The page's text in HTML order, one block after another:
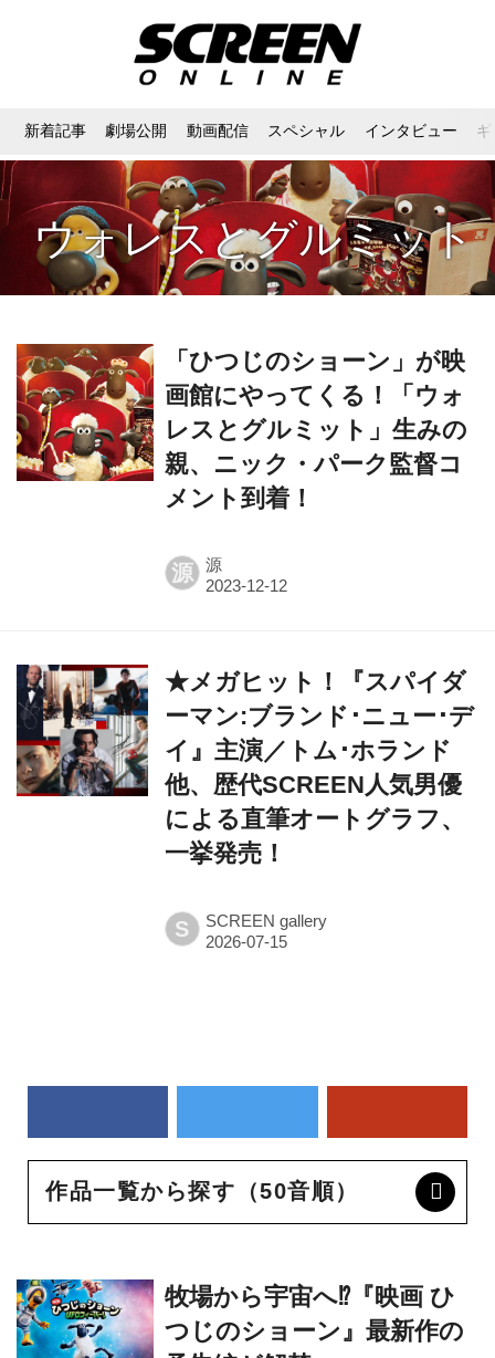
新着記事 劇場公開 動画配信 スペシャル インタビュー
ウォレスとグルミット
「ひつじのショーン」が映
画館にやってくる！「ウォ
レスとグルミット」生みの
親、ニック・パーク監督コ
メント到着！
源 源
★メガヒット！『スパイダ
ーマン:ブランド･ニュー･デ
イ』主演／トム･ホランド
他、歴代SCREEN人気男優
による直筆オートグラフ、
一挙発売！
S SCREEN gallery
作品一覧から探す（50音順）
予告編が解禁